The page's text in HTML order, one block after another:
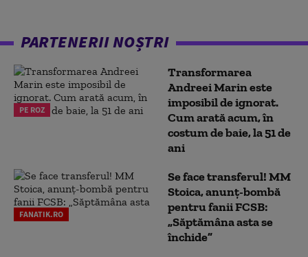
PARTENERII NOȘTRI
PE ROZ
Transformarea
Andreei Marin este
imposibil de ignorat.
Cum arată acum, în
costum de baie, la 51 de
ani
FANATIK.RO
Se face transferul! MM
Stoica, anunț-bombă
pentru fanii FCSB:
„Săptămâna asta se
închide”